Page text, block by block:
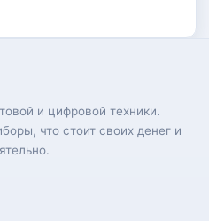
и цифровой техники.
что стоит своих денег и